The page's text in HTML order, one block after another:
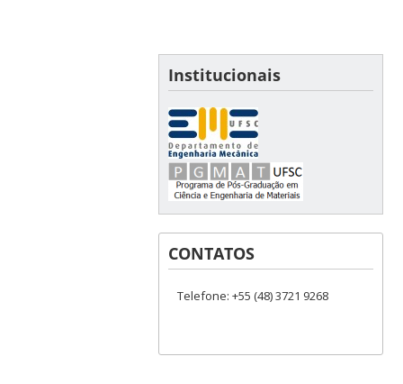
Institucionais
CONTATOS
Telefone: +55 (48) 3721 9268